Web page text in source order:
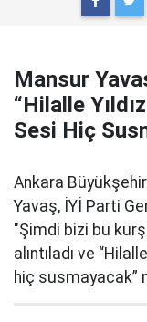
Mansur
“Hilalle
Sesi Hiç
Ankara
Yavaş, İYİ Parti
"Şimdi bizi bu
alıntıladı ve
hiç susmayacak”